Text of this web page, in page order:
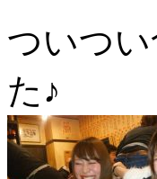
ついつ
た♪